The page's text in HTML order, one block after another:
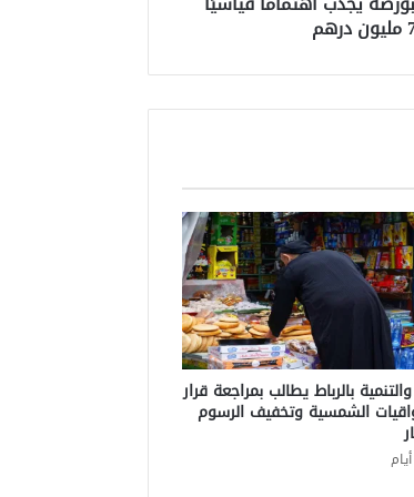
بالرباط يطالب بمراجعة قرار
الشمسية وتخفيف الرسوم